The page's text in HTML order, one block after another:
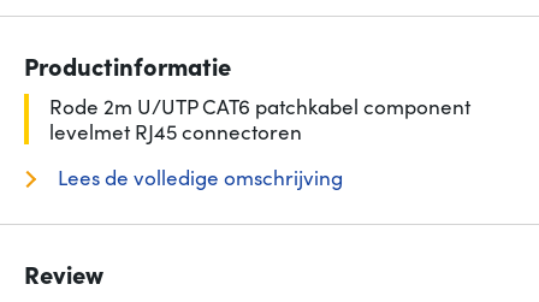
Productinformatie
Rode 2m U/UTP CAT6 patchkabel component
levelmet RJ45 connectoren
Lees de volledige omschrijving
Review